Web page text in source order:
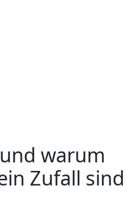
warum
Zufall sind